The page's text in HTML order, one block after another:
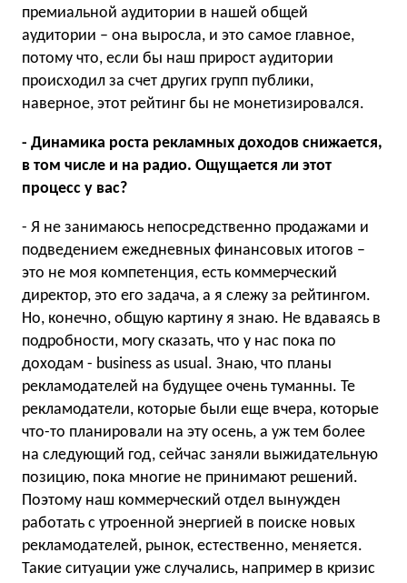
премиальной аудитории в нашей общей
аудитории – она выросла, и это самое главное,
потому что, если бы наш прирост аудитории
происходил за счет других групп публики,
наверное, этот рейтинг бы не монетизировался.
- Динамика роста рекламных доходов снижается,
в том числе и на радио. Ощущается ли этот
процесс у вас?
- Я не занимаюсь непосредственно продажами и
подведением ежедневных финансовых итогов –
это не моя компетенция, есть коммерческий
директор, это его задача, а я слежу за рейтингом.
Но, конечно, общую картину я знаю. Не вдаваясь в
подробности, могу сказать, что у нас пока по
доходам - business as usual. Знаю, что планы
рекламодателей на будущее очень туманны. Те
рекламодатели, которые были еще вчера, которые
что-то планировали на эту осень, а уж тем более
на следующий год, сейчас заняли выжидательную
позицию, пока многие не принимают решений.
Поэтому наш коммерческий отдел вынужден
работать с утроенной энергией в поиске новых
рекламодателей, рынок, естественно, меняется.
Такие ситуации уже случались, например в кризис